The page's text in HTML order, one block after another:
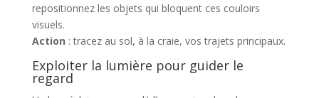
repositionnez les objets qui bloquent ces couloirs
visuels.
Action : tracez au sol, à la craie, vos trajets principaux.
Exploiter la lumière pour guider le
regard